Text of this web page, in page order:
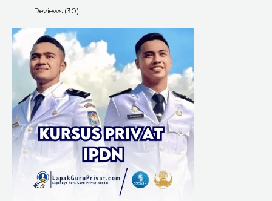
Reviews (30)